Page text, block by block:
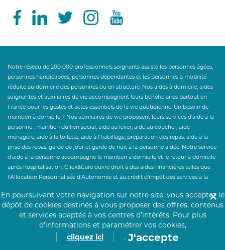
Notre réseau de 200 000 professionnels soignants assiste les personnes âgées,
personnes handicapées, personnes dépendantes et les personnes à mobilité
réduite au domicile des personnes ou en structure. Nos aides à domicile, aides-
soignantes et auxiliaires de vie accompagnent leurs bénéficiaires partout en
France pour les gestes et actes essentiels de la vie quotidienne. Un besoin de
maintien à domicile ? Nos auxiliaires de vie proposent leurs services d'aide à la
personne : maintien du lien social, aide au lever, aide au coucher, aide
ménagère, aide à la toilette, aide à l'habillage, préparation des repas, aide à la
prise des repas, garde de jour et garde de nuit à la personne aidée. Notre service
d'aide à la personne accompagne le maintien à domicile et le retour à domicile
après hospitalisation. Click&Care ouvre droit à des aides financières telles que
l'Allocation Personnalisée d'Autonomie et au crédit d'impôt des services à la
personne à hauteur de 50%. Un besoin de personnel hospitalier en
établissement ? Click&Care recrute pour vous les soignants et infirmiers les plus
expérimentés et proches de vous.
En poursuivant votre navigation sur notre site, vous acceptez le
dépôt de cookies destinés à vous proposer des offres, contenus
et services adaptés à vos centres d’intérêts. Pour plus
d’informations et paramétrer vos cookies,
cliquez ici
. J'accepte
✕